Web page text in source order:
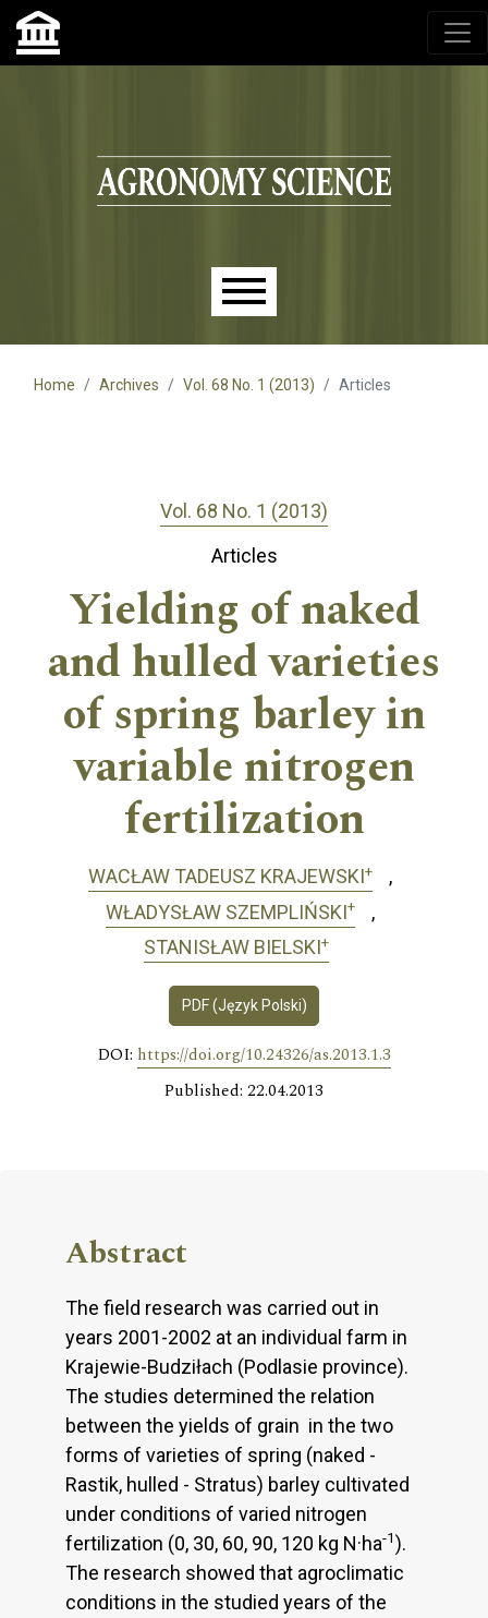
Agronomy Science, przyrodniczy lublin, czasopisma up,
czasopisma uniwersytet przyrodniczy lublin
Skip to main navigation menu
Skip to main content
Skip to site footer
Main menu
Home Archives Vol. 68 No. 1 (2013) Articles
Vol. 68 No. 1 (2013)
Articles
Yielding of naked
and hulled varieties
of spring barley in
variable nitrogen
fertilization
WACŁAW TADEUSZ KRAJEWSKI+
WŁADYSŁAW SZEMPLIŃSKI+
STANISŁAW BIELSKI+
PDF (Język Polski)
DOI: https://doi.org/10.24326/as.2013.1.3
Published: 22.04.2013
Abstract
The field research was carried out in
years 2001-2002 at an individual farm in
Krajewie-Budziłach (Podlasie province).
The studies determined the relation
between the yields of grain in the two
forms of varieties of spring (naked -
Rastik, hulled - Stratus) barley cultivated
under conditions of varied nitrogen
fertilization (0, 30, 60, 90, 120 kg N·ha-1).
The research showed that agroclimatic
conditions in the studied years of the